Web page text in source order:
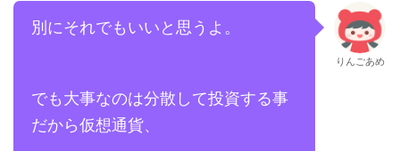
別にそれでもいいと思うよ。
でも大事なのは分散して投資する事
だから仮想通貨、
りんごあめ